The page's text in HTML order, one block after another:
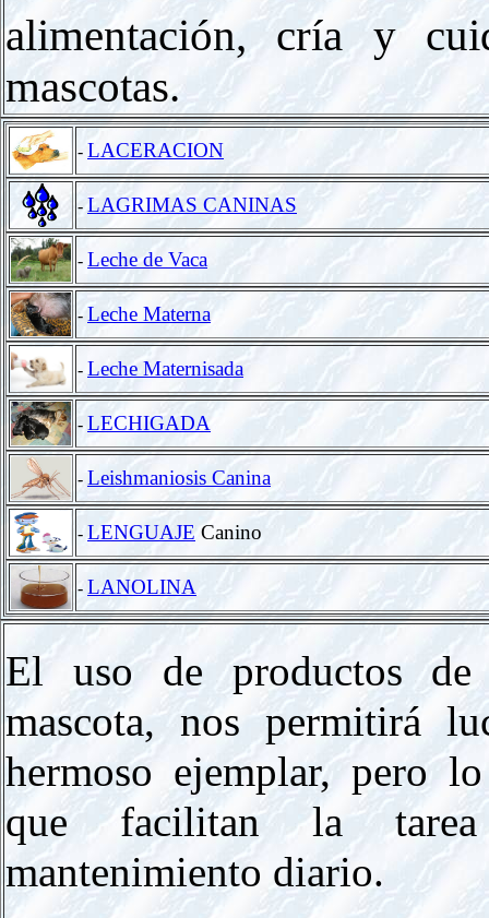
alimentación, cría y
mascotas.
- LACERACION
- LAGRIMAS CANINAS
- Leche de Vaca
- Leche Materna
- Leche Maternisada
- LECHIGADA
- Leishmaniosis Canina
- LENGUAJECanino
- LANOLINA
El uso de productos de
mascota, nos permitirá
hermoso ejemplar, pero
que facilitan la
mantenimiento diario.